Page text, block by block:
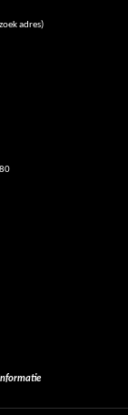
adres)